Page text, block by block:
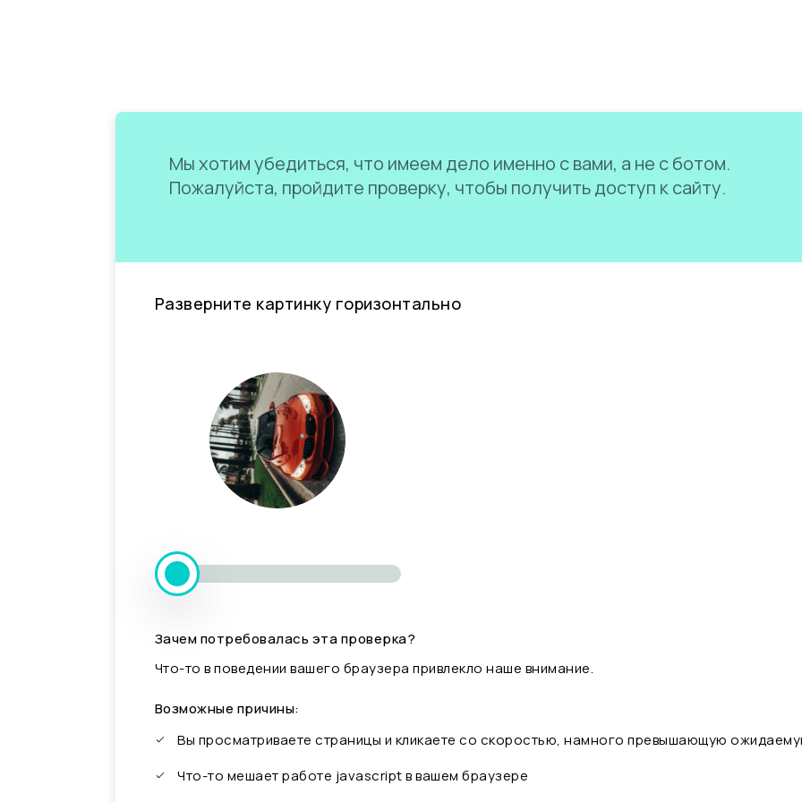
Мы хотим убедиться, что имеем дело именно с вами, а не с ботом.
Пожалуйста, пройдите проверку, чтобы получить доступ к сайту.
Разверните картинку горизонтально
Зачем потребовалась эта проверка?
Что-то в поведении вашего браузера привлекло наше внимание.
Возможные причины:
Вы просматриваете страницы и кликаете со скоростью, намного превышающую
Что-то мешает работе javascript в вашем браузере